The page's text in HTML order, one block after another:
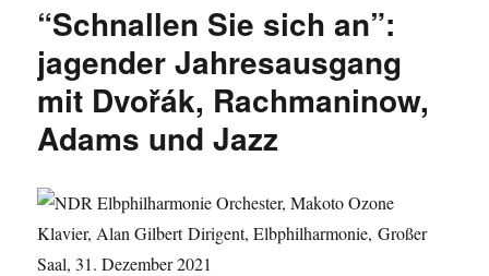
“Schnallen Sie sich an”:
jagender Jahresausgang
mit Dvořák, Rachmaninow,
Adams und Jazz